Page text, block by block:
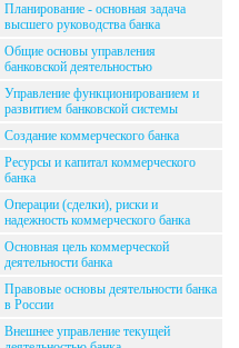
Планирование - основная задача
высшего руководства банка
Общие основы управления
банковской деятельностью
Управление функционированием и
развитием банковской системы
Создание коммерческого банка
Ресурсы и капитал коммерческого
банка
Операции (сделки), риски и
надежность коммерческого банка
Основная цель коммерческой
деятельности банка
Правовые основы деятельности банка
в России
Внешнее управление текущей